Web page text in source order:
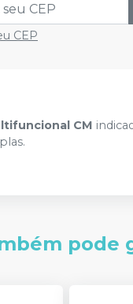
CEP
CM
pode